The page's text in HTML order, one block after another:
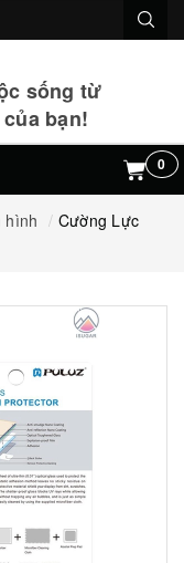
sống từ
bạn!
0
hình
Cường Lực